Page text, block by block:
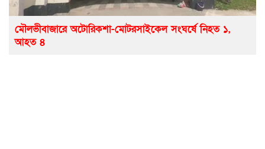
মৌলভীবাজারে অটোরিকশা-মোটরসাইকেল সংঘর্ষে নিহত ১,
আহত ৪